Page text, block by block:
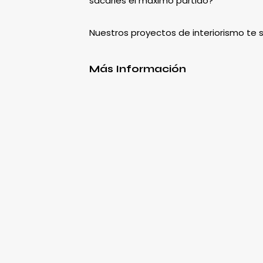
Nuestros proyectos de interiorismo te
Más Información